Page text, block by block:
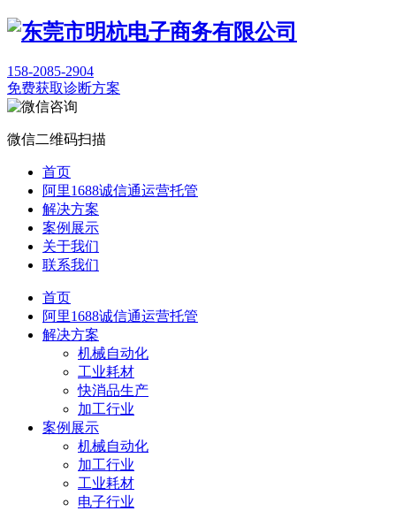
158-2085-2904
免费获取诊断方案
微信二维码扫描
首页
阿里1688诚信通运营托管
解决方案
案例展示
关于我们
联系我们
首页
阿里1688诚信通运营托管
解决方案
机械自动化
工业耗材
快消品生产
加工行业
案例展示
机械自动化
加工行业
工业耗材
电子行业